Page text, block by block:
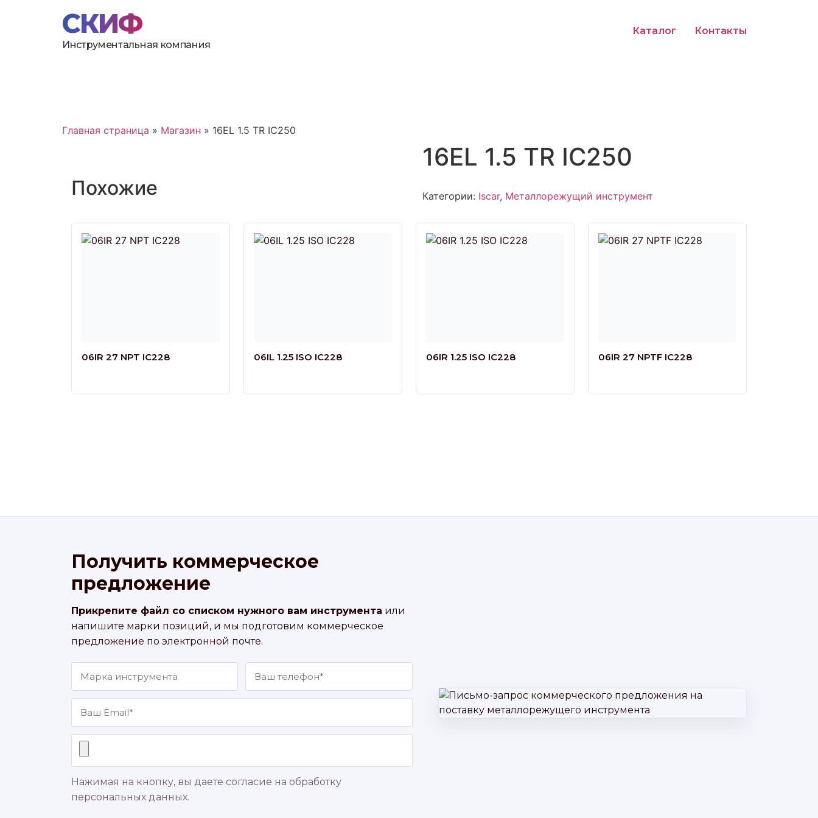
Инструментальная компания
Каталог Контакты
Главная страница » Магазин » 16EL 1.5 TR IC250
16EL 1.5 TR IC250
Категории: Iscar, Металлорежущий инструмент
Похожие
06IR 27 NPT IC228 06IL 1.25 ISO IC228 06IR 1.25 ISO IC228 06IR 27 NPTF IC228
Получить коммерческое
предложение
Прикрепите файл со списком нужного вам инструмента или
напишите марки позиций, и мы подготовим коммерческое
предложение по электронной почте.
Нажимая на кнопку, вы даете согласие на обработку
персональных данных.